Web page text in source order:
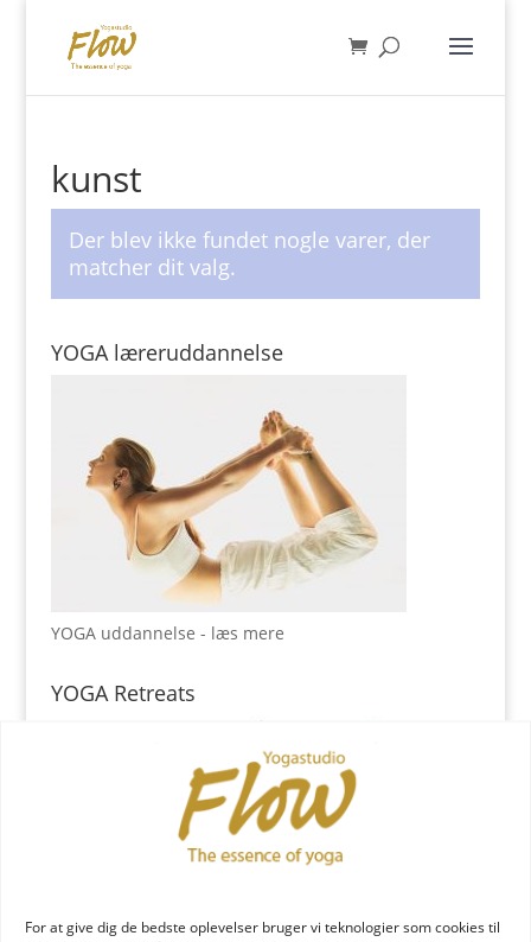
For at give dig de bedste oplevelser bruger vi teknologier som cookies til
kunst
Der blev ikke fundet nogle varer, der
matcher dit valg.
YOGA læreruddannelse
YOGA uddannelse - læs mere
YOGA Retreats